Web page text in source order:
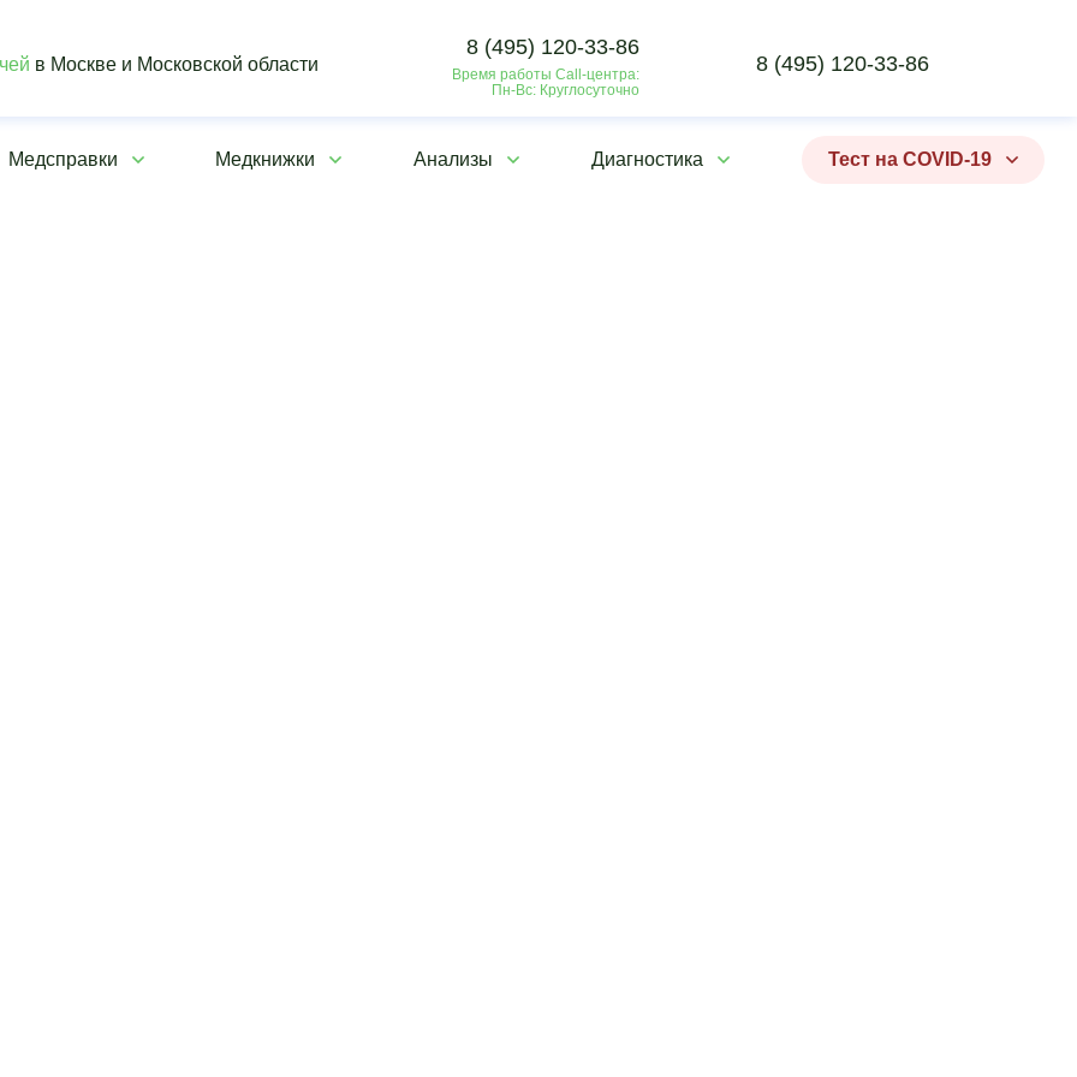
в Москве и Московской области
8 (495) 120-33-86
Время работы Call-центра:
Пн-Вс: Круглосуточно
8 (495) 120-33-86
Медсправки Медкнижки Анализы Диагностика Тест на COVID-19